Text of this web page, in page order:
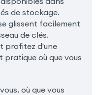
de stockage.
glissent facilement
de clés.
profitez d'une
où que vous
où que vous